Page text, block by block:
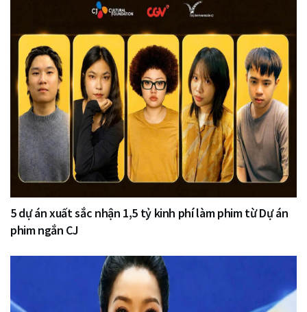
5 dự án xuất sắc nhận 1,5 tỷ kinh phí làm phim từ Dự án
phim ngắn CJ